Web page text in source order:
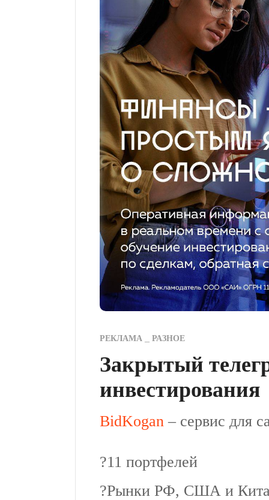
РЕКЛАМА РАЗНОЕ
Закрытый
инвестирования
BidKogan – сервис для
?️11 портфелей
?️Рынки РФ, США и